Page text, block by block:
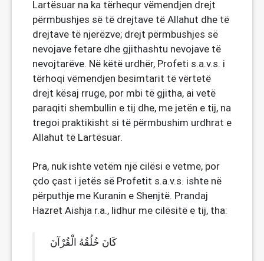
Lartësuar na ka tërhequr vëmendjen drejt
përmbushjes së të drejtave të Allahut dhe të
drejtave të njerëzve; drejt përmbushjes së
nevojave fetare dhe gjithashtu nevojave të
nevojtarëve. Në këtë urdhër, Profeti s.a.v.s. i
tërhoqi vëmendjen besimtarit të vërtetë
drejt kësaj rruge, por mbi të gjitha, ai vetë
paraqiti shembullin e tij dhe, me jetën e tij, na
tregoi praktikisht si të përmbushim urdhrat e
Allahut të Lartësuar.
Pra, nuk ishte vetëm një cilësi e vetme, por
çdo çast i jetës së Profetit s.a.v.s. ishte në
përputhje me Kuranin e Shenjtë. Prandaj
Hazret Aishja r.a., lidhur me cilësitë e tij, tha:
كَانَ خُلُقُهُ الْقُرْآنَ